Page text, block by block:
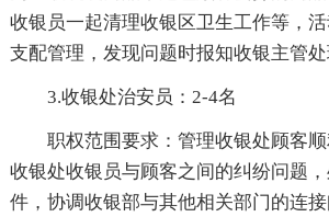
收银员一起清理收银区卫生工作等，
支配管理，发现问题时报知收银主管处
3.收银处治安员：2-4名
职权范围要求：管理收银处顾客
收银处收银员与顾客之间的纠纷问题
件，协调收银部与其他相关部门的连接